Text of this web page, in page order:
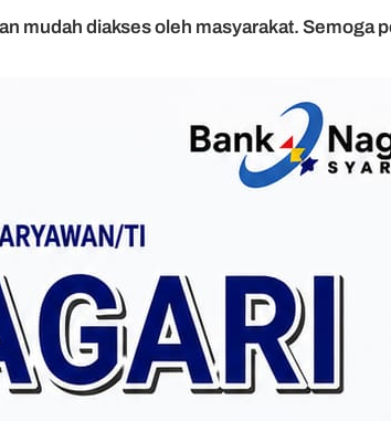
mudah diakses oleh masyarakat. Semoga